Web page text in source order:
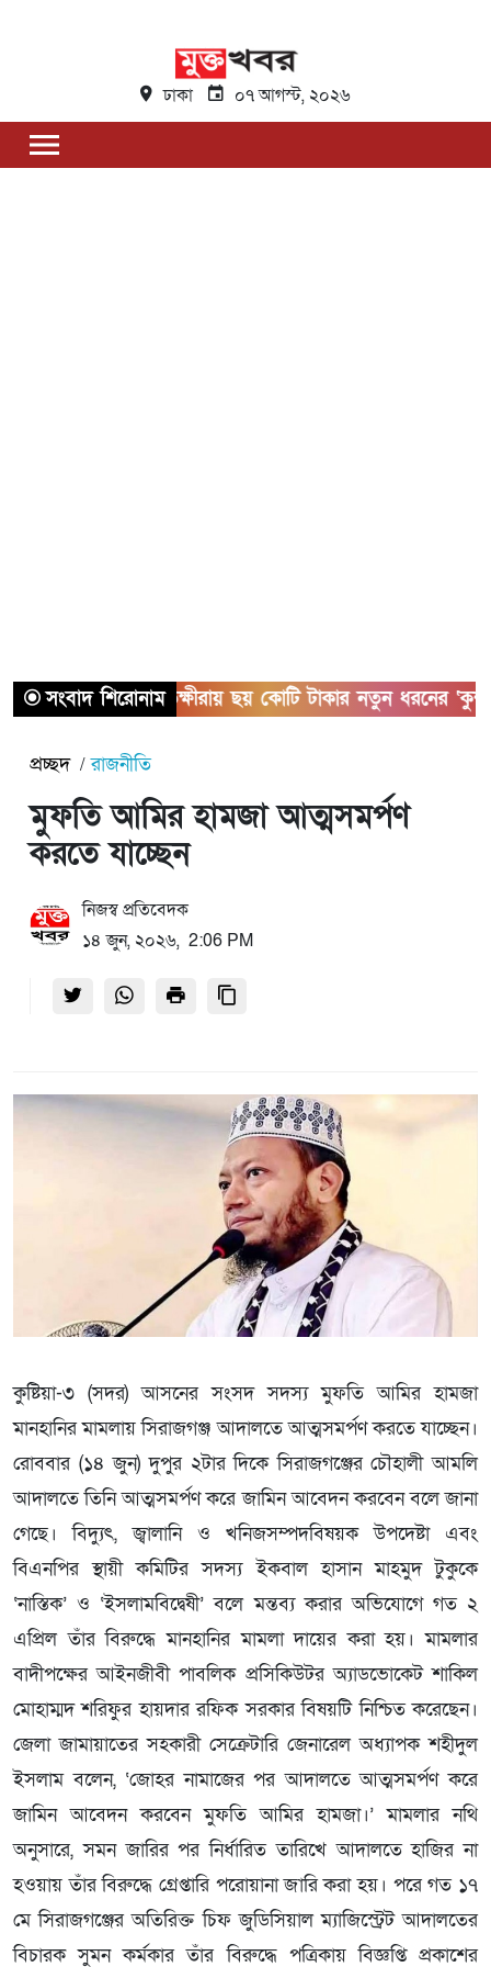
ঢাকা ০৭ আগস্ট, ২০২৬
সংবাদ শিরোনাম
সাতক্ষীরায় ছয় কোটি টাকার নতুন ধরনের ‘কুশ’
প্রচ্ছদ রাজনীতি
মুফতি আমির হামজা আত্মসমর্পণ
করতে যাচ্ছেন
নিজস্ব প্রতিবেদক
১৪ জুন, ২০২৬, 2:06 PM
কুষ্টিয়া-৩ (সদর) আসনের সংসদ সদস্য মুফতি আমির হামজা
মানহানির মামলায় সিরাজগঞ্জ আদালতে আত্মসমর্পণ করতে যাচ্ছেন।
রোববার (১৪ জুন) দুপুর ২টার দিকে সিরাজগঞ্জের চৌহালী আমলি
আদালতে তিনি আত্মসমর্পণ করে জামিন আবেদন করবেন বলে জানা
গেছে। বিদ্যুৎ, জ্বালানি ও খনিজসম্পদবিষয়ক উপদেষ্টা এবং
বিএনপির স্থায়ী কমিটির সদস্য ইকবাল হাসান মাহমুদ টুকুকে
‘নাস্তিক’ ও ‘ইসলামবিদ্বেষী’ বলে মন্তব্য করার অভিযোগে গত ২
এপ্রিল তাঁর বিরুদ্ধে মানহানির মামলা দায়ের করা হয়। মামলার
বাদীপক্ষের আইনজীবী পাবলিক প্রসিকিউটর অ্যাডভোকেট শাকিল
মোহাম্মদ শরিফুর হায়দার রফিক সরকার বিষয়টি নিশ্চিত করেছেন।
জেলা জামায়াতের সহকারী সেক্রেটারি জেনারেল অধ্যাপক শহীদুল
ইসলাম বলেন, ‘জোহর নামাজের পর আদালতে আত্মসমর্পণ করে
জামিন আবেদন করবেন মুফতি আমির হামজা।’ মামলার নথি
অনুসারে, সমন জারির পর নির্ধারিত তারিখে আদালতে হাজির না
হওয়ায় তাঁর বিরুদ্ধে গ্রেপ্তারি পরোয়ানা জারি করা হয়। পরে গত ১৭
মে সিরাজগঞ্জের অতিরিক্ত চিফ জুডিসিয়াল ম্যাজিস্ট্রেট আদালতের
বিচারক সুমন কর্মকার তাঁর বিরুদ্ধে পত্রিকায় বিজ্ঞপ্তি প্রকাশের